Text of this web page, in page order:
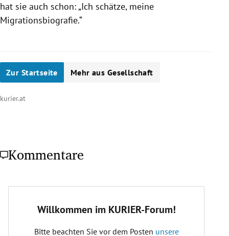
hat sie auch schon: „Ich schätze, meine
Migrationsbiografie.“
Zur Startseite Mehr aus Gesellschaft
kurier.at
Kommentare